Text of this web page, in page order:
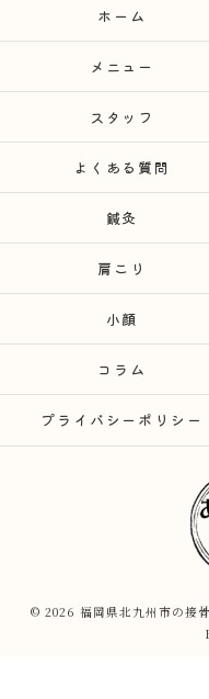
ホーム
メニュー
スタッフ
よくある質問
鍼灸
肩こり
小顔
コラム
プライバシーポリシー
© 2026 福岡県北九州市の接